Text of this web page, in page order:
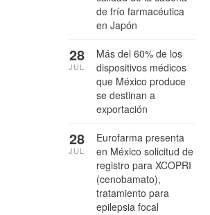
de frío farmacéutica
en Japón
Más del 60% de los
dispositivos médicos
que México produce
se destinan a
exportación
28
JUL
Eurofarma presenta
en México solicitud de
registro para XCOPRI
(cenobamato),
tratamiento para
epilepsia focal
28
JUL